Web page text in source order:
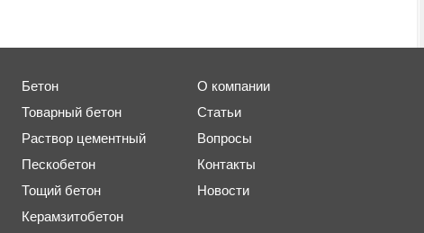
Бетон
Товарный бетон
Раствор цементный
Пескобетон
Тощий бетон
Керамзитобетон
О компании
Статьи
Вопросы
Контакты
Новости